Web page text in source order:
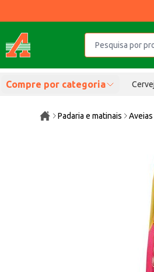
Compre por categoria
Padaria e matinais